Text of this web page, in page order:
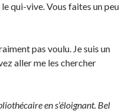
qui-vive. Vous faites un peu
pas voulu. Je suis un
aller me les chercher
en s’éloignant. Bel